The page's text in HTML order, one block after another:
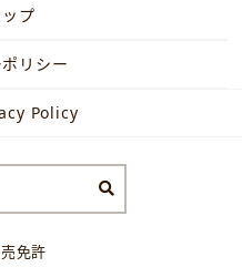
プ
リシー
Policy
免許